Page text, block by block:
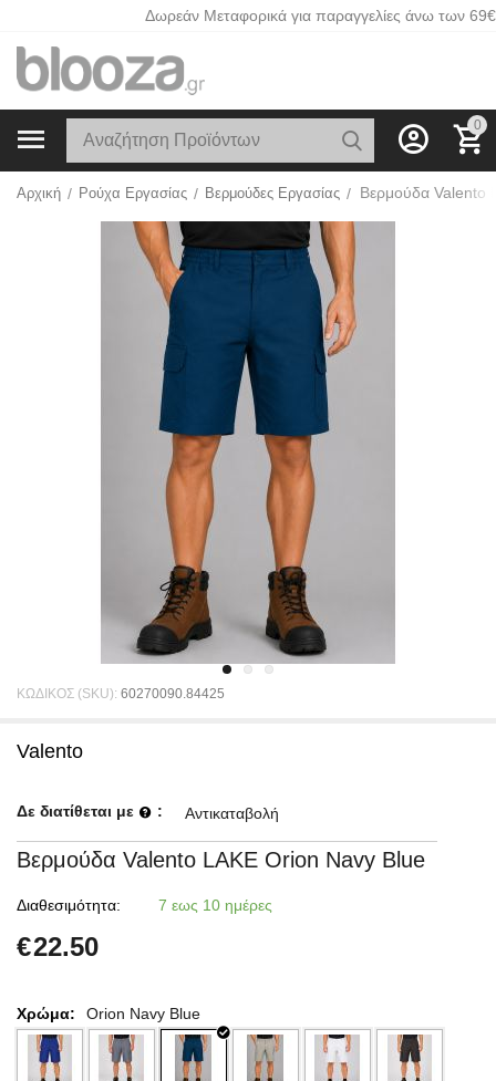
Δωρεάν Μεταφορικά για παραγγελίες άνω των 69€
0
Αρχική / Ρούχα Εργασίας / Βερμούδες Εργασίας / Βερμούδα Valento
ΚΩΔΙΚΟΣ (SKU): 60270090.84425
Valento
Δε διατίθεται με : Αντικαταβολή
Βερμούδα Valento LAKE Orion Navy Blue
Διαθεσιμότητα: 7 εως 10 ημέρες
€22.50
Χρώμα: Orion Navy Blue